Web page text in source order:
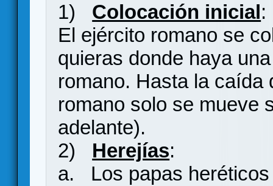
1) Colocación inicial:
El ejército romano se
quieras donde haya
romano. Hasta la caída
romano solo se mueve
adelante).
2) Herejías:
a. Los papas heréticos